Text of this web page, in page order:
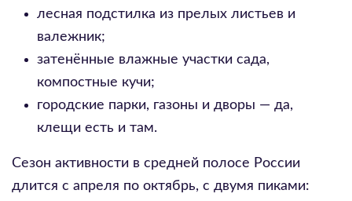
лесная подстилка из прелых листьев и
валежник;
затенённые влажные участки сада,
компостные кучи;
городские парки, газоны и дворы — да,
клещи есть и там.
Сезон активности в средней полосе России
длится с апреля по октябрь, с двумя пиками: